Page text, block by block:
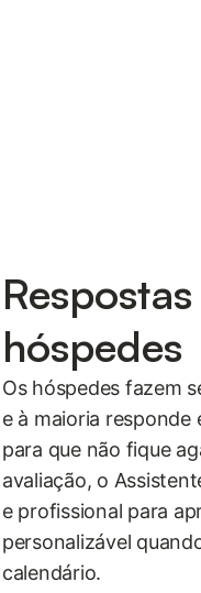
hóspedes
Os hóspedes fazem
e à maioria responde
para que não fique
avaliação, o
e profissional para
personalizável
calendário.